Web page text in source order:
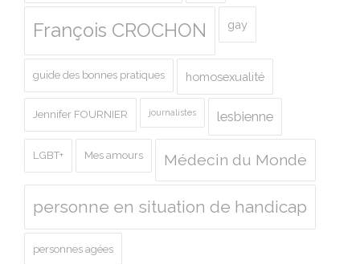
François CROCHON gay
guide des bonnes pratiques homosexualité
Jennifer FOURNIER journalistes lesbienne
LGBT+ Mes amours Médecin du Monde
personne en situation de handicap
personnes agées